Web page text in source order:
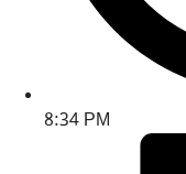
8:34 PM